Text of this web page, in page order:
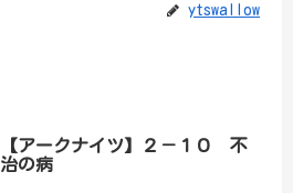
ytswallow
【アークナイツ】２－１０ 不
治の病